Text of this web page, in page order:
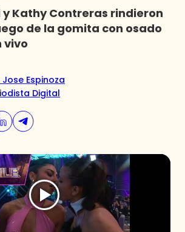
y Kathy Contreras rindieron
de la gomita con osado
vivo
Jose Espinoza
Digital